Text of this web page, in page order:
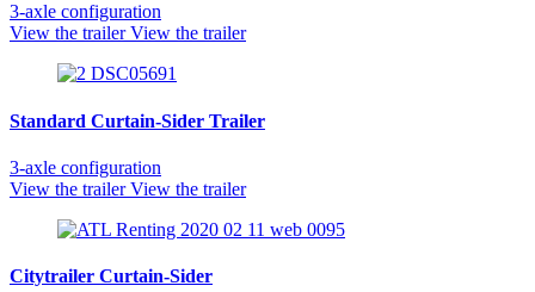
3‑axle configuration
View the trailerView the trailer
Standard Curtain‑Sider Trailer
3‑axle configuration
View the trailerView the trailer
Citytrailer Curtain‑Sider